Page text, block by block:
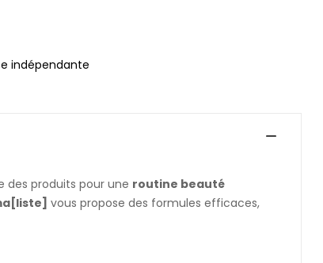
indépendante
des produits pour une routine beauté
vous propose des formules efficaces,